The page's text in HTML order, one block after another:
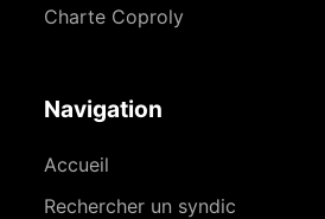
Charte Coproly
Navigation
Accueil
Rechercher un syndic